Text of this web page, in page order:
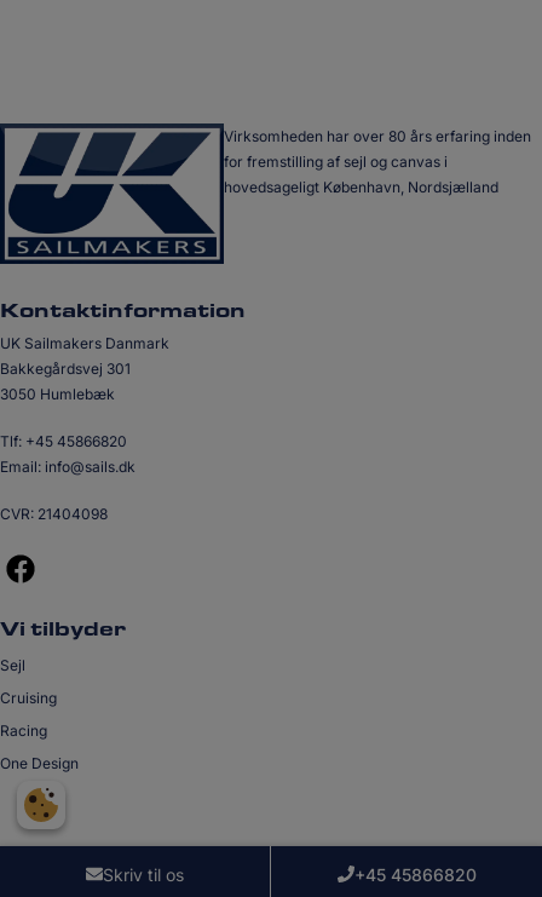
Virksomheden har over 80 års erfaring inden
for fremstilling af sejl og canvas i
hovedsageligt København, Nordsjælland
Kontaktinformation
UK Sailmakers Danmark
Bakkegårdsvej 301
3050 Humlebæk
Tlf: +45 45866820
Email: info@sails.dk
CVR: 21404098
Vi tilbyder
Sejl
Cruising
Racing
One Design
Cookiepolitik Persondatapolitik
Skriv til os +45 45866820